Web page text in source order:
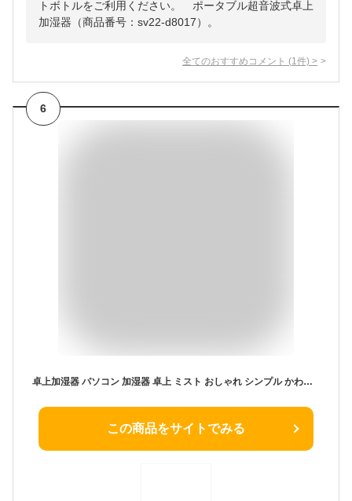
トボトルをご利用ください。 ポータブル超音波式卓上
加湿器（商品番号：sv22-d8017）。
全てのおすすめコメント (1 件) >
6
卓上加湿器 パソコン 加湿器 卓上 ミスト おしゃれ シンプル かわいい 小型 軽量 ミニ加湿器 光る 照明 車内 乾燥防止 持ち運び パソコン 新生活 ギフト プレゼント加湿器 USB 静音 超音波 イルミネーションライト機能 乾燥対策 職場 オフィス デスク リズムモード
この商品をサイトでみる